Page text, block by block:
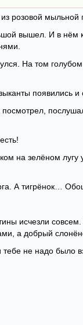
розовой мыльной
вышел. И в нём к
На том
появились и
посмотрел,
на зелёном
А тигрёнок…
исчезли
а добрый
не надо было